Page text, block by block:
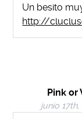
Un besito
http://
Pink or
junio 17th,